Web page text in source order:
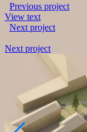
Previous project
View text
Next project
Next project